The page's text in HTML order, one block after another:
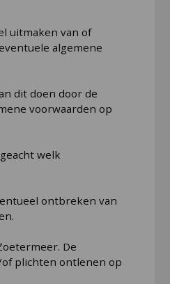
uitmaken van of
algemene
dit doen door de
voorwaarden op
welk
ontbreken van
De
plichten ontlenen op